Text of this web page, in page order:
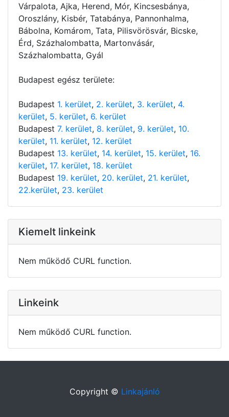
Várpalota, Ajka, Herend, Mór, Kincsesbánya,
Oroszlány, Kisbér, Tatabánya, Pannonhalma,
Bábolna, Komárom, Tata, Pilisvörösvár, Bicske,
Érd, Százhalombatta, Martonvásár,
Százhalombatta, Gyál
Budapest egész területe:
Budapest 1. kerület, 2. kerület, 3. kerület, 4.
kerület, 5. kerület, 6. kerület
Budapest 7. kerület, 8. kerület, 9. kerület, 10.
kerület, 11. kerület, 12. kerület
Budapest 13. kerület, 14. kerület, 15. kerület, 16.
kerület, 17. kerület, 18. kerület
Budapest 19. kerület, 20. kerület, 21. kerület,
22.kerület, 23. kerület
Kiemelt linkeink
Nem működő CURL function.
Linkeink
Nem működő CURL function.
Copyright © Linkajánló